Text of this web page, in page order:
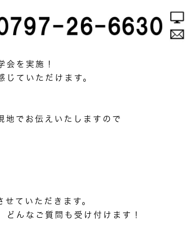
会を実施！
じていただけます。
地でお伝えいたしますので
ていただきます。
んなご質問も受け付けます！